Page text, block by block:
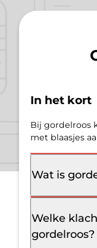
In het kort
Bij gordelroos
met blaasjes
Wat is
Welke
gordelroos?